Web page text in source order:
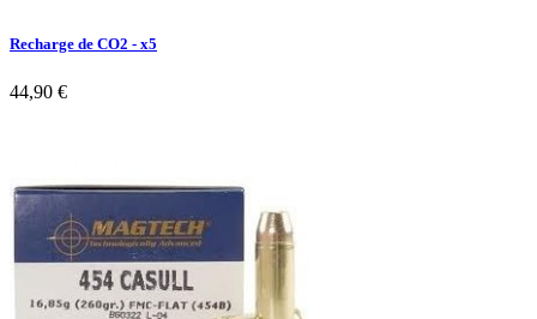
Recharge de CO2 - x5
44,90 €